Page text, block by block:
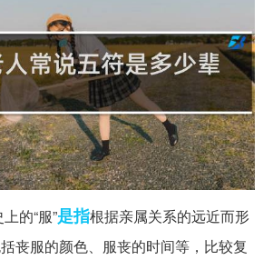
的“服”是指根据亲属关系的远近而形
丧服的颜色、服丧的时间等，比较复